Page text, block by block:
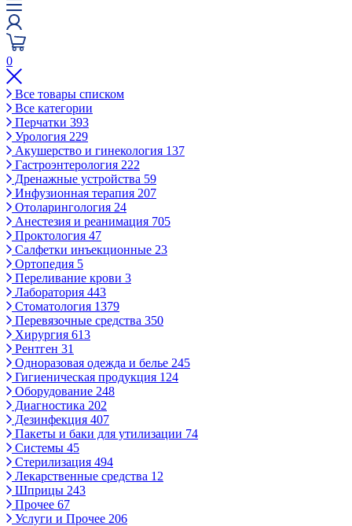
0
Все товары списком
Все категории
Перчатки 393
Урология 229
Акушерство и гинекология 137
Гастроэнтерология 222
Дренажные устройства 59
Инфузионная терапия 207
Отоларингология 24
Анестезия и реанимация 705
Проктология 47
Салфетки инъекционные 23
Ортопедия 5
Переливание крови 3
Лаборатория 443
Стоматология 1379
Перевязочные средства 350
Хирургия 613
Рентген 31
Одноразовая одежда и белье 245
Гигиеническая продукция 124
Оборудование 248
Диагностика 202
Дезинфекция 407
Пакеты и баки для утилизации 74
Системы 45
Стерилизация 494
Лекарственные средства 12
Шприцы 243
Прочее 67
Услуги и Прочее 206